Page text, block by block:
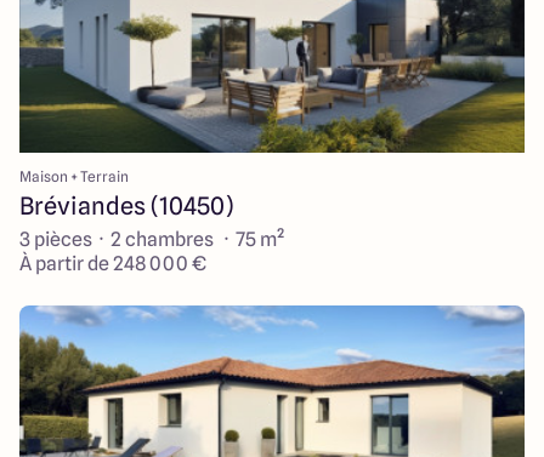
Maison + Terrain
Bréviandes (10450)
3 pièces · 2 chambres · 75 m²
À partir de 248 000 €